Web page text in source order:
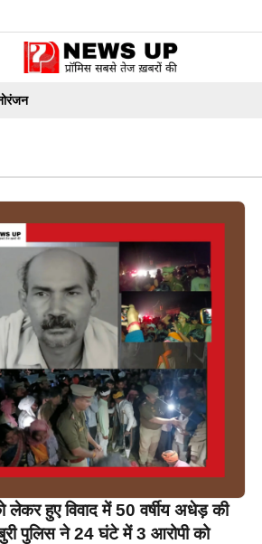
लेकर हुए विवाद में 50 वर्षीय अधेड़ की
पुलिस ने 24 घंटे में 3 आरोपी को